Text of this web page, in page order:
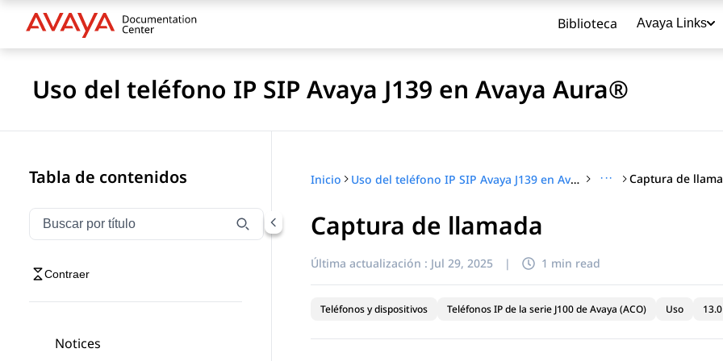
Biblioteca Avaya Links
Uso del teléfono IP SIP Avaya J139 en Avaya Aura®
Tabla de contenidos
Filtrar navegación por título
Escriba para filtrar los elementos de navegación por título
Contraer
Notices
Inicio Uso del teléfono IP SIP Avaya J139 en Avaya Aura® ··· Captura de
Captura de llamada
Última actualización : Jul 29, 2025 | 1 min read
Teléfonos y dispositivos Teléfonos IP de la serie J100 de Avaya (ACO) Uso 13.0